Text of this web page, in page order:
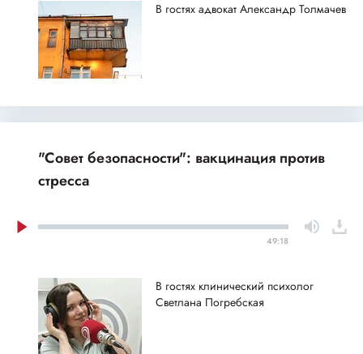
В гостях адвокат Александр Толмачев
"Совет безопасности": вакцинация против
стресса
49:18
В гостях клинический психолог
Светлана Погребская